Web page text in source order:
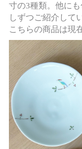
寸の3種類。他に
しずつご紹介して
こちらの商品は現